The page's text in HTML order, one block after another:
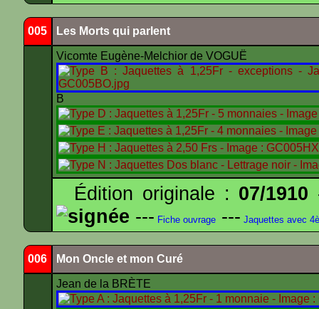
005 Les Morts qui parlent
Vicomte Eugène-Melchior de VOGUË
B
Édition originale : 07/1910
signée --- Fiche ouvrage --- Jaquettes avec
006 Mon Oncle et mon Curé
Jean de la BRÈTE